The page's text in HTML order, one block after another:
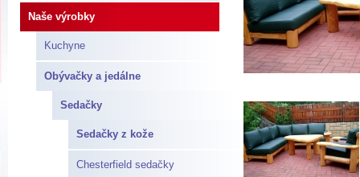
Naše výrobky
Kuchyne
Obývačky a jedálne
Sedačky
Sedačky z kože
Chesterfield sedačky